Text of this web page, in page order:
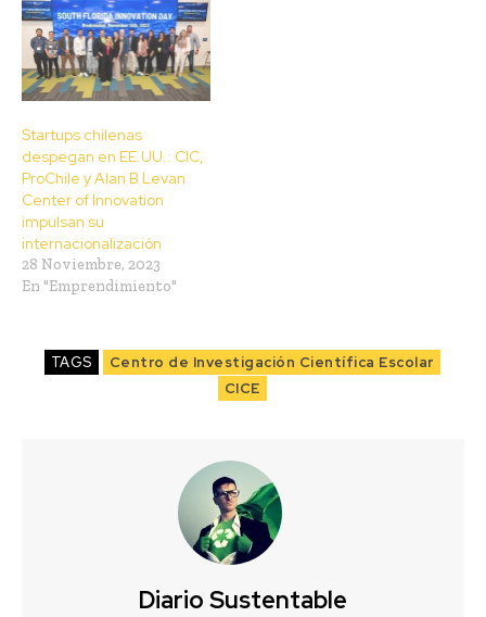
Startups chilenas
despegan en EE.UU.: CIC,
ProChile y Alan B Levan
Center of Innovation
impulsan su
internacionalización
28 Noviembre, 2023
En "Emprendimiento"
TAGS
Centro de Investigación Científica Escolar
CICE
Diario Sustentable